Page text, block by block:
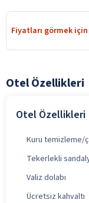
Fiyatları görmek
Otel Özellikleri
Otel Özellikleri
Kuru temizleme/
Tekerlekli
Valiz dolabı
Ücretsiz kahvaltı